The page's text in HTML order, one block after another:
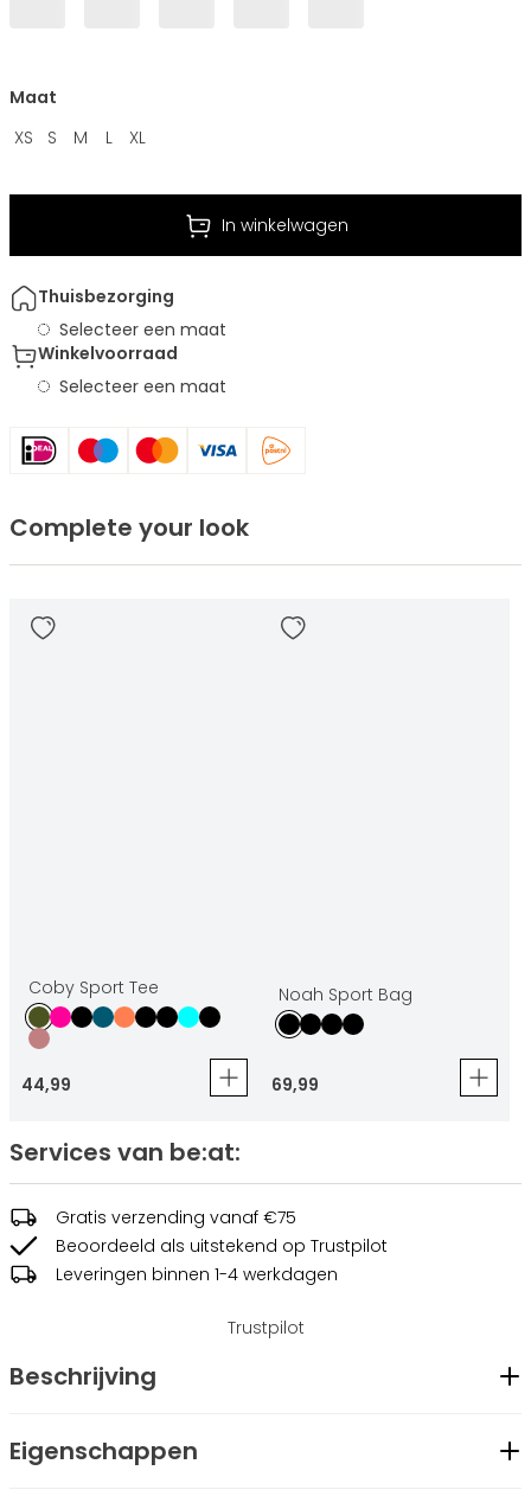
Maat
XS
S M L XL
In winkelwagen
Thuisbezorging
Selecteer een maat
Winkelvoorraad
Selecteer een maat
Complete your look
Coby Sport Tee
44,99
Noah Sport Bag
69,99
Services van be:at:
Gratis verzending vanaf €75
Beoordeeld als uitstekend op Trustpilot
Leveringen binnen 1-4 werkdagen
Trustpilot
Beschrijving
sportschool. Het model heeft een comfortabele pasvorm
Eigenschappen